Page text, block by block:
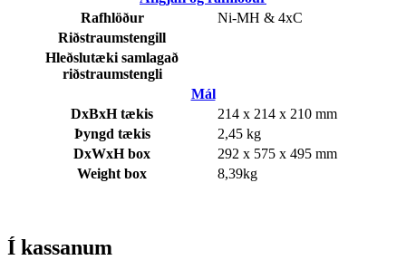
Rafhlöður
Ni-MH & 4xC
Riðstraumstengill
Hleðslutæki samlagað
riðstraumstengli
Mál
DxBxH tækis
214 x 214 x 210 mm
Þyngd tækis
2,45 kg
DxWxH box
292 x 575 x 495 mm
Weight box
8,39kg
Í kassanum